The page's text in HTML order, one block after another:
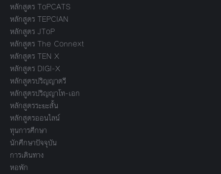
หลักสูตร ToPCATS
หลักสูตร TEPCIAN
หลักสูตร JToP
หลักสูตร The Connext
หลักสูตร TEN X
หลักสูตร DIGI-X
หลักสูตรปริญญาตรี
หลักสูตรปริญญาโท-เอก
หลักสูตรระยะสั้น
หลักสูตรออนไลน์
ทุนการศึกษา
นักศึกษาปัจจุบัน
การเดินทาง
หอพัก